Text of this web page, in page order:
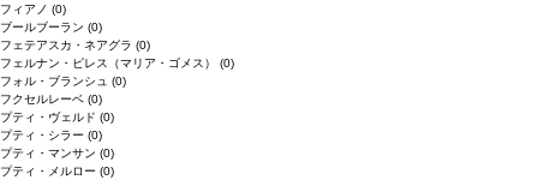
フィアノ (0)
ブールブーラン (0)
フェテアスカ・ネアグラ (0)
フェルナン・ピレス（マリア・ゴメス） (0)
フォル・ブランシュ (0)
フクセルレーベ (0)
プティ・ヴェルド (0)
プティ・シラー (0)
プティ・マンサン (0)
プティ・メルロー (0)